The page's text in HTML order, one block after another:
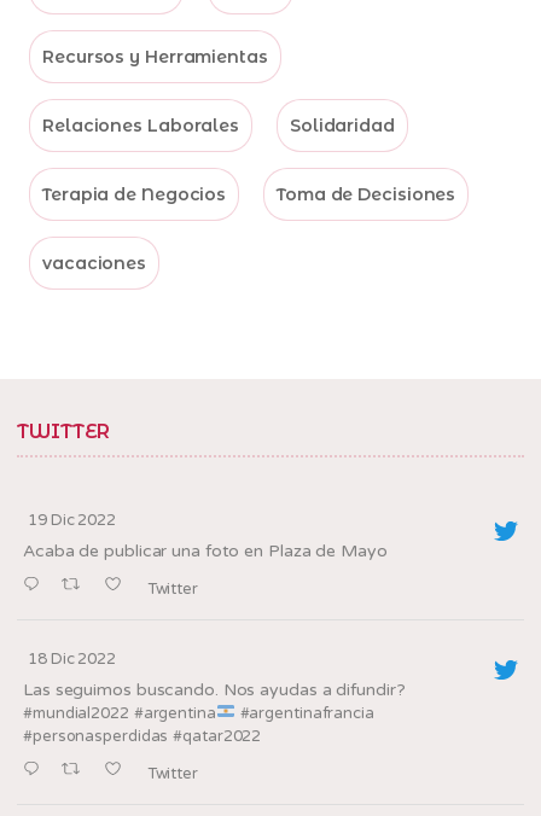
Recursos y Herramientas
Relaciones Laborales Solidaridad
Terapia de Negocios Toma de Decisiones
vacaciones
TWITTER
19 Dic 2022
Acaba de publicar una foto en Plaza de Mayo
Twitter
18 Dic 2022
Las seguimos buscando. Nos ayudas a difundir?
#mundial2022 #argentina
#argentinafrancia
#personasperdidas #qatar2022
Twitter